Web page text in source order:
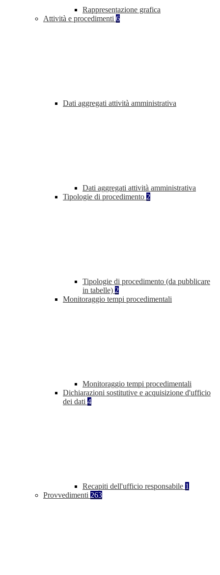
Rappresentazione grafica
Attività e procedimenti 6
Dati aggregati attività amministrativa
Dati aggregati attività amministrativa
Tipologie di procedimento 2
Tipologie di procedimento (da pubblicare
in tabelle) 2
Monitoraggio tempi procedimentali
Monitoraggio tempi procedimentali
Dichiarazioni sostitutive e acquisizione d'ufficio
dei dati 4
Recapiti dell'ufficio responsabile 1
Provvedimenti 263